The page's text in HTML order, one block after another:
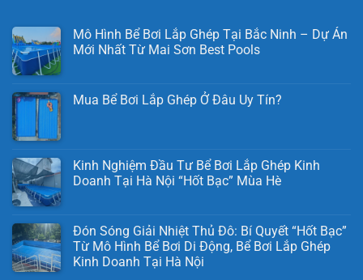
Mô Hình Bể Bơi Lắp Ghép Tại Bắc Ninh – Dự Án
Mới Nhất Từ Mai Sơn Best Pools
Mua Bể Bơi Lắp Ghép Ở Đâu Uy Tín?
Kinh Nghiệm Đầu Tư Bể Bơi Lắp Ghép Kinh
Doanh Tại Hà Nội “Hốt Bạc” Mùa Hè
Đón Sóng Giải Nhiệt Thủ Đô: Bí Quyết “Hốt Bạc”
Từ Mô Hình Bể Bơi Di Động, Bể Bơi Lắp Ghép
Kinh Doanh Tại Hà Nội